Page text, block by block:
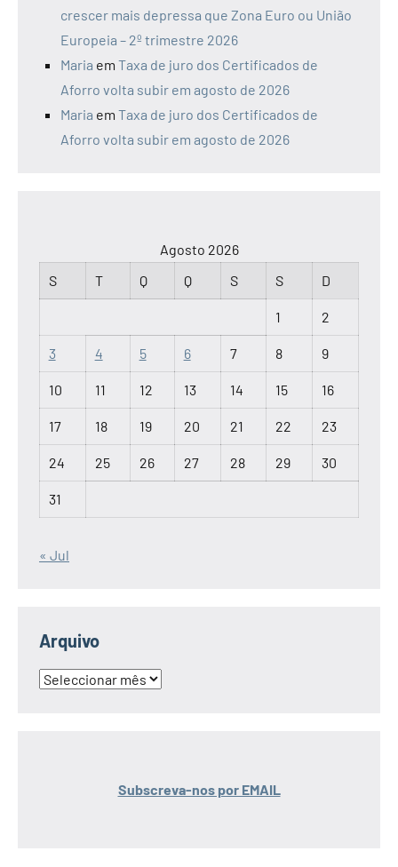
crescer mais depressa que Zona Euro ou União
Europeia – 2º trimestre 2026
Maria em Taxa de juro dos Certificados de
Aforro volta subir em agosto de 2026
Maria em Taxa de juro dos Certificados de
Aforro volta subir em agosto de 2026
Agosto 2026
S
T Q Q S S D
1 2
3 4 5 6 7 8 9
10 11 12 13 14 15 16
17 18 19 20 21 22 23
24 25 26 27 28 29 30
31
« Jul
Arquivo
Arquivo
Subscreva-nos por EMAIL